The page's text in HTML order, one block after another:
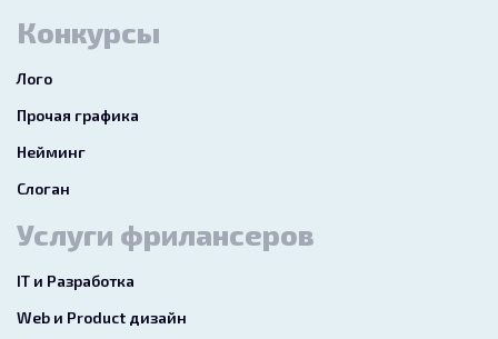
Конкурсы
Лого
Прочая графика
Нейминг
Слоган
Услуги фрилансеров
IT и Разработка
Web и Product дизайн